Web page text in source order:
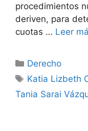
procedimientos
deriven, para
cuotas … Leer
Categorías
Derecho
Etiquetas
Katia Lizbeth
Tania Sarai